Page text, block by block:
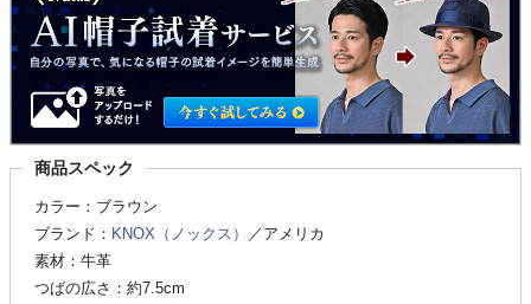
商品スペック
カラー：ブラウン
ブランド： KNOX（ノックス）
／アメリカ
素材：牛革
つばの広さ：約7.5cm